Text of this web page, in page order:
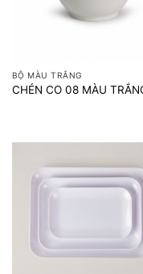
BỘ MÀU TRẮNG
CHÉN CO 08 MÀU